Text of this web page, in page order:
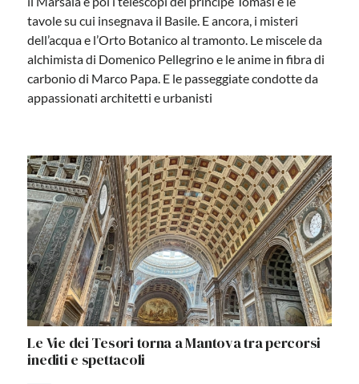
tavole su cui insegnava il Basile. E ancora, i misteri
dell’acqua e l’Orto Botanico al tramonto. Le miscele da
alchimista di Domenico Pellegrino e le anime in fibra di
carbonio di Marco Papa. E le passeggiate condotte da
appassionati architetti e urbanisti
Le Vie dei Tesori torna a Mantova tra percorsi
inediti e spettacoli